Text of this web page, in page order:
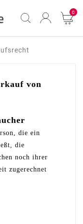
0
von
die ein
die
noch ihrer
zugerechnet